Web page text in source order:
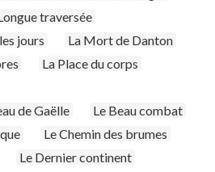
traversée
jours
La Mort de Danton
La Place du corps
de Gaëlle
Le Beau combat
Le Chemin des brumes
Le Dernier continent